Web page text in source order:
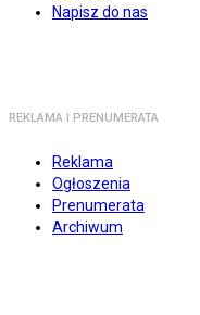
Napisz do nas
REKLAMA I PRENUMERATA
Reklama
Ogłoszenia
Prenumerata
Archiwum